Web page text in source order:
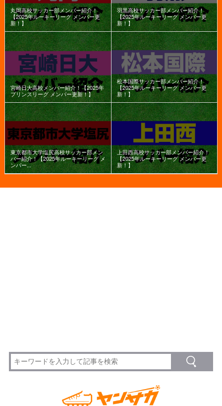
丸岡高校サッカー部メンバー紹介！
【2025年ルーキーリーグ メンバー更
新！】
羽黒高校サッカー部メンバー紹介！
【2025年ルーキーリーグ メンバー更
新！】
宮崎日大高校メンバー紹介！【2025年
プリンスリーグ メンバー更新！】
松本国際サッカー部メンバー紹介！
【2025年ルーキーリーグ メンバー更
新！】
東京都市大学塩尻高校サッカー部メン
バー紹介！【2025年ルーキーリーグ メ
ンバー...
上田西高校サッカー部メンバー紹介！
【2025年ルーキーリーグ メンバー更
新！】